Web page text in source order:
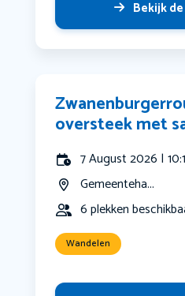
Bekijk
oversteek met
7 August 2026 |
Gemeenteha...
6 plekken
Wandelen